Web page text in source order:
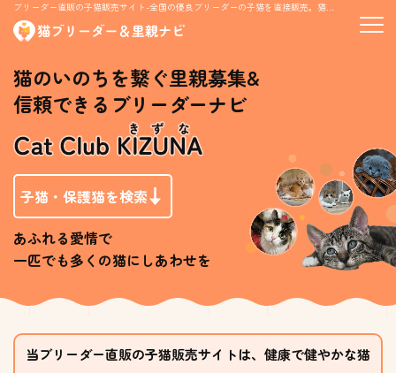
ブリーダー直販の子猫販売サイト-全国の優良ブリーダーの子猫を直接販売。猫の里親募集情報も掲載
猫のいのちを繋ぐ里親募集&
信頼できるブリーダーナビ
子猫・保護猫を検索
あふれる愛情で
一匹でも多くの猫にしあわせを
当ブリーダー直販の子猫販売サイトは、健康で健やかな猫